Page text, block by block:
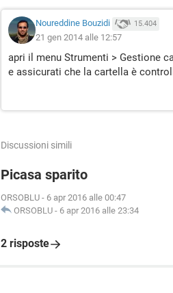
Noureddine Bouzidi 15.404
21 gen 2014 alle 12:57
apri il menu Strumenti > Gestione
e assicurati che la cartella è
Discussioni simili
Picasa sparito
ORSOBLU - 6 apr 2016 alle 00:47
ORSOBLU - 6 apr 2016 alle 23:34
2 risposte